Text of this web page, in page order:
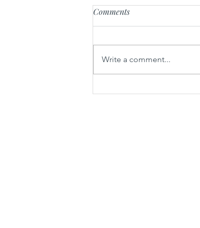
Comments
Write a comment...